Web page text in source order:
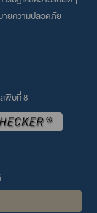
ายความปลอดภัย
พิษที่ 8